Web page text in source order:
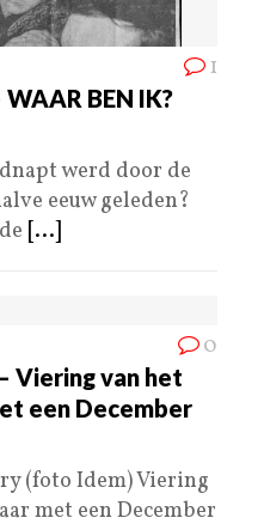
1
BEN IK?
werd door de
eeuw geleden?
[...]
0
Viering van het
een December
(foto Idem) Viering
met een December